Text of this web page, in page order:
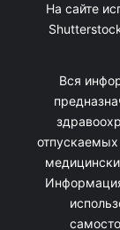
На сайте
Вся
отпускаемых